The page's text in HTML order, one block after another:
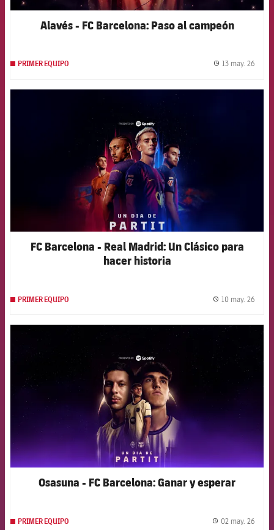
Alavés - FC Barcelona: Paso al campeón
PRIMER EQUIPO 13 may. 26
FCB Barcelona badge
FC Barcelona - Real Madrid: Un Clásico para
hacer historia
PRIMER EQUIPO 10 may. 26
FCB Barcelona badge
Osasuna - FC Barcelona: Ganar y esperar
PRIMER EQUIPO 02 may. 26